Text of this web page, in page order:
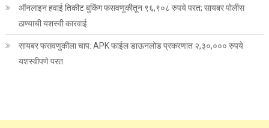
ऑनलाइन हवाई तिकीट बुकिंग फसवणुकीतून ९६,९०८ रुपये परत; सायबर पोलीस
ठाण्याची यशस्वी कारवाई.
सायबर फसवणुकीला चाप: APK फाईल डाऊनलोड प्रकरणात २,३०,००० रुपये
यशस्वीपणे परत.